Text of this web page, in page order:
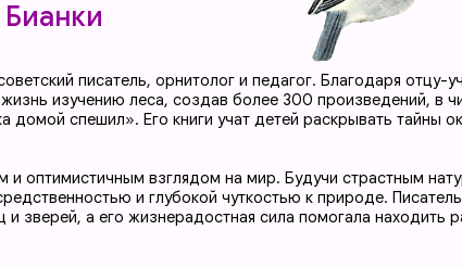
орнитолог и педагог. Благодаря отцу-учёному, он с
леса, создав более 300 произведений, в числе которых
Его книги учат детей раскрывать тайны окружающего
взглядом на мир. Будучи страстным натуралистом, он
и глубокой чуткостью к природе. Писатель обладал редким
его жизнерадостная сила помогала находить радость в каждом